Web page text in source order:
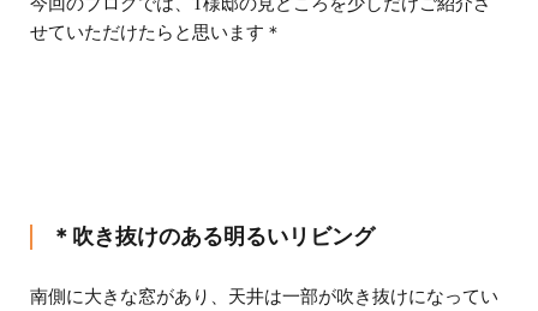
せていただけたらと思います＊
＊吹き抜けのある明るいリビング
南側に大きな窓があり、天井は一部が吹き抜けになってい